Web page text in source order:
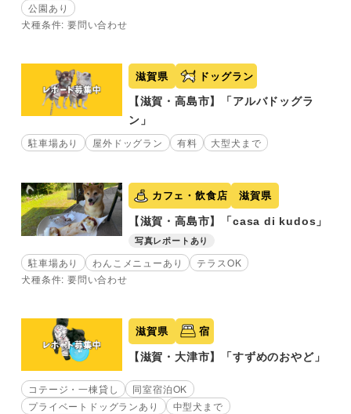
公園あり
犬種条件: 要問い合わせ
滋賀県 ドッグラン
【滋賀・高島市】「アルバドッグラ
ン」
駐車場あり 屋外ドッグラン 有料 大型犬まで
カフェ・飲食店 滋賀県
【滋賀・高島市】「casa di kudos」
写真レポートあり
駐車場あり わんこメニューあり
テラスOK
犬種条件: 要問い合わせ
滋賀県 宿
【滋賀・大津市】「すずめのおやど」
コテージ・一棟貸し
同室宿泊OK
プライベートドッグランあり
中型犬まで